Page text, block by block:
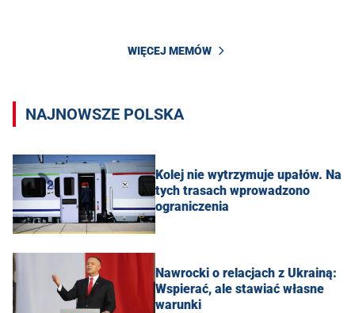
WIĘCEJ MEMÓW
NAJNOWSZE POLSKA
Kolej nie wytrzymuje upałów. Na
tych trasach wprowadzono
ograniczenia
Nawrocki o relacjach z Ukrainą:
Wspierać, ale stawiać własne
warunki